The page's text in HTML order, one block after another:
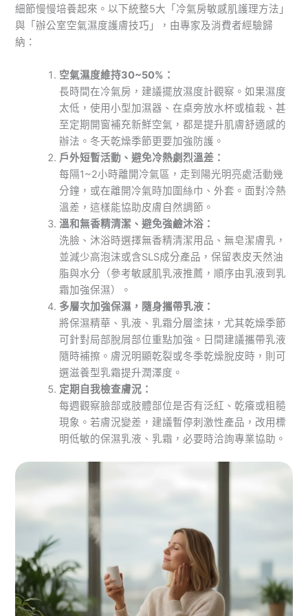
細節慢慢培養起來。以下統整5大「冷氣房敏感肌護理方法」
與「辦公室空氣濕度護膚技巧」，由專家及消費者經驗歸
納：
空氣濕度維持30~50%：
長時間在冷氣房，建議擺放濕度計觀察。如果濕度
太低，使用小型加濕器、在桌旁放水杯或植栽、甚
至定期開窗補充新鮮空氣，都是提升肌膚舒適感的
辦法。冬天乾燥季節更要加強防護。
戶外短暫活動、避免冷熱劇烈溫差：
每隔1~2小時離開冷氣區，走到陽光明亮處活動幾
分鐘，或在離開冷氣時加圍絲巾、外套。面對冷熱
溫差，這樣能協助皮膚自然調節。
溫和無香精清潔、避免強鹼沐浴：
洗臉、沐浴時選擇無香精清潔用品、無皂潔膚乳，
並減少高泡沫或含SLS成分產品，保留表皮天然油
脂與水分（參考敏感肌乳液推薦，順序由乳液到乳
霜加強保濕）。
多層次加強保濕，隨身攜帶乳液：
將保濕精華、乳液、乳霜分層塗抹，尤其乾燥季節
可針對局部脫屑部位重點加強。日間建議攜帶乳液
隨時補擦。膚況明顯乾裂或冬季乾燥脫皮時，則可
選滋養型乳霜提升潤澤度。
定期自我檢查膚況：
每週觀察臉部或肢體部位是否有泛紅、乾癢或粗糙
現象。若膚況變差，建議暫停刺激性產品，改用標
明低敏的保濕乳液、乳霜，必要時洽詢專業協助。